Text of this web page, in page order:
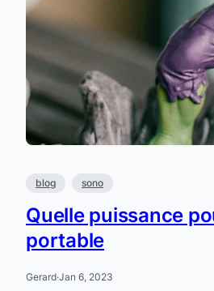
blog sono
Quelle puissance
portable
Gerard·Jan 6, 2023